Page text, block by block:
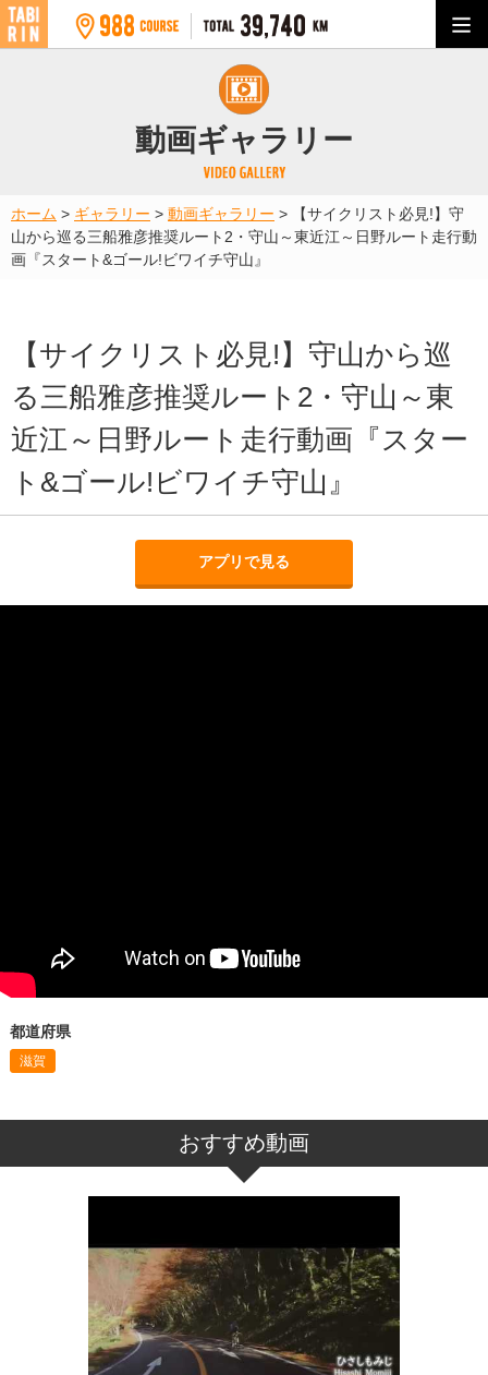
動画ギャラリー
ホーム > ギャラリー > 動画ギャラリー >
【サイクリスト必見!】守
山から巡る三船雅彦推奨ルート2・守山～東近江～日野ルート走行動
画『スタート&ゴール!ビワイチ守山』
【サイクリスト必見!】守山から巡
る三船雅彦推奨ルート2・守山～東
近江～日野ルート走行動画『スター
ト&ゴール!ビワイチ守山』
アプリで見る
都道府県
滋賀
おすすめ動画